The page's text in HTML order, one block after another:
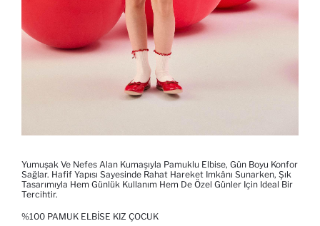
Yumuşak Ve Nefes Alan Kumaşıyla Pamuklu Elbise, Gün Boyu Konfor
Sağlar. Hafif Yapısı Sayesinde Rahat Hareket Imkânı Sunarken, Şık
Tasarımıyla Hem Günlük Kullanım Hem De Özel Günler Için Ideal Bir
Tercihtir.
%100 PAMUK ELBISE KIZ ÇOCUK